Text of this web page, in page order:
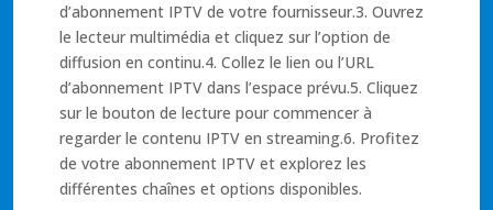
d’abonnement IPTV de votre fournisseur.3. Ouvrez
le lecteur multimédia et cliquez sur l’option de
diffusion en continu.4. Collez le lien ou l’URL
d’abonnement IPTV dans l’espace prévu.5. Cliquez
sur le bouton de lecture pour commencer à
regarder le contenu IPTV en streaming.6. Profitez
de votre abonnement IPTV et explorez les
différentes chaînes et options disponibles.